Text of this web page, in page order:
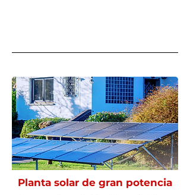
Planta solar de gran potencia